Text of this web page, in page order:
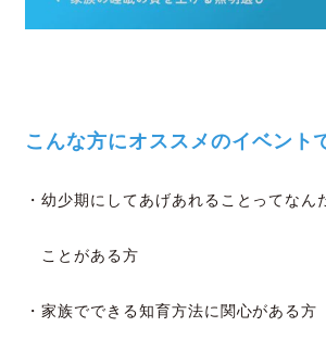
こんな方にオススメのイベント
・幼少期にしてあげあれることってなん
ことがある方
・家族でできる知育方法に関心がある方